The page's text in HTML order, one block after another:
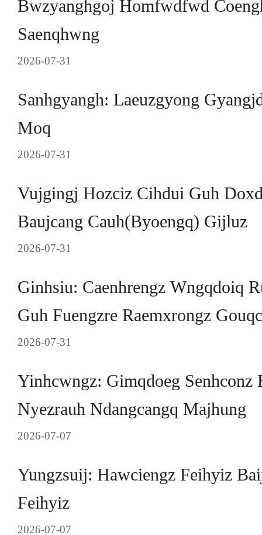
Bwzyanghgoj Homfwdfwd
Saenqhwng
2026-07-31
Sanhgyangh: Laeuzgyong
Moq
2026-07-31
Vujgingj Hozciz Cihdui Guh
Baujcang Cauh(Byoengq) Gijluz
2026-07-31
Ginhsiu: Caenhrengz Wngqdoiq
Guh Fuengzre Raemxrongz
2026-07-31
Yinhcwngz: Gimqdoeg Senhconz
Nyezrauh Ndangcangq Majhung
2026-07-07
Yungzsuij: Hawciengz Feihyiz
Feihyiz
2026-07-07